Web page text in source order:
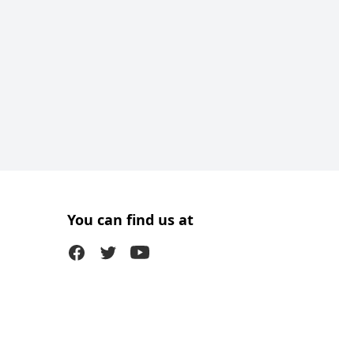
You can find us at
FacebookTwitter (X)Youtube